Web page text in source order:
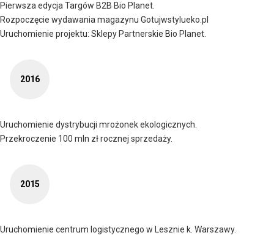
Pierwsza edycja Targów B2B Bio Planet.
Rozpoczęcie wydawania magazynu Gotujwstylueko.pl
Uruchomienie projektu: Sklepy Partnerskie Bio Planet.
2016
Uruchomienie dystrybucji mrożonek ekologicznych.
Przekroczenie 100 mln zł rocznej sprzedaży.
2015
Uruchomienie centrum logistycznego w Lesznie k. Warszawy.